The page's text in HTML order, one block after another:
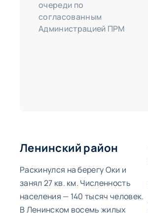
очереди по
согласованным
Администрацией ПРМ
Ленинский район
Раскинулся на берегу Оки и
занял 27 кв. км. Численность
населения — 140 тысяч человек.
В Ленинском восемь жилых